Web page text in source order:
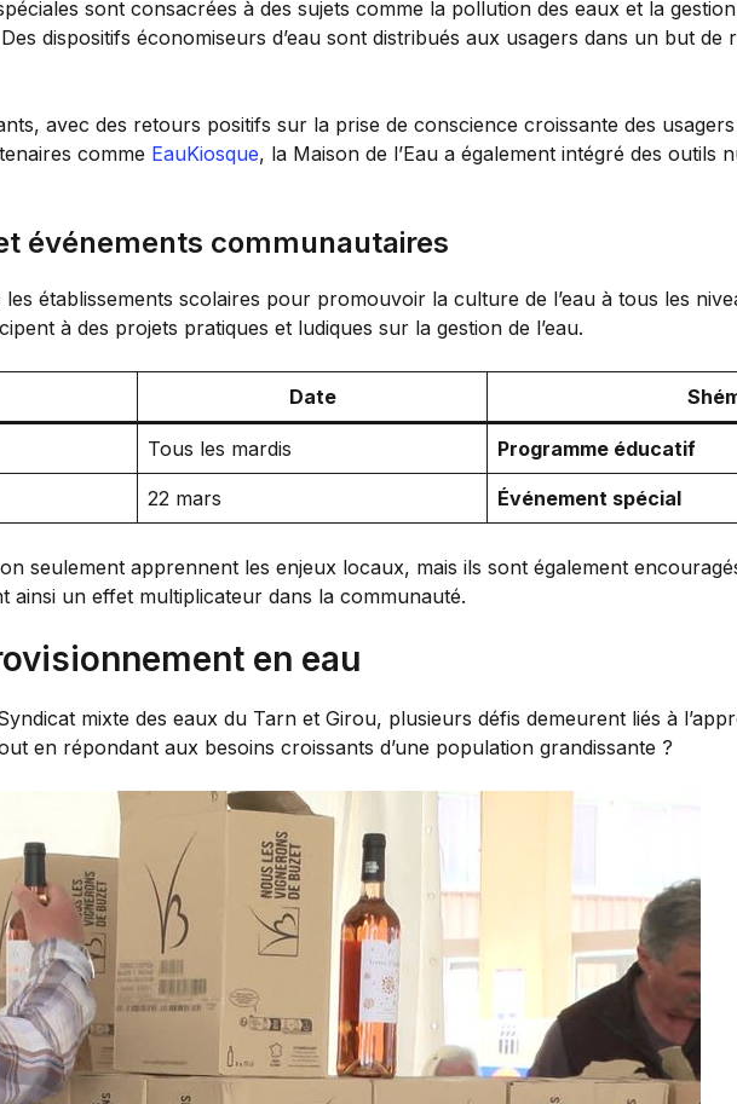
sont consacrées à des sujets comme la pollution des eaux et la
Des dispositifs économiseurs d’eau sont distribués aux usagers dans un but de
avec des retours positifs sur la prise de conscience croissante des
comme EauKiosque, la Maison de l’Eau a également intégré des outils
événements communautaires
établissements scolaires pour promouvoir la culture de l’eau à tous les
à des projets pratiques et ludiques sur la gestion de l’eau.
Date
Tous les mardis Programme éducatif
22 mars Événement spécial
seulement apprennent les enjeux locaux, mais ils sont également
ainsi un effet multiplicateur dans la communauté.
en eau
mixte des eaux du Tarn et Girou, plusieurs défis demeurent liés à
en répondant aux besoins croissants d’une population grandissante ?